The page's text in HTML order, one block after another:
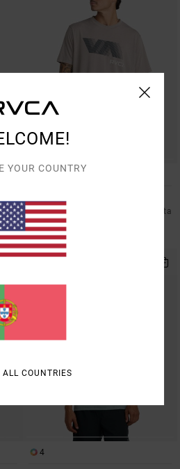
2
Camiseta esportiva de manga curta
Preto Homem
€ 35,00
NOVO PRODUTO
4
YOUR COUNTRY
ALL COUNTRIES